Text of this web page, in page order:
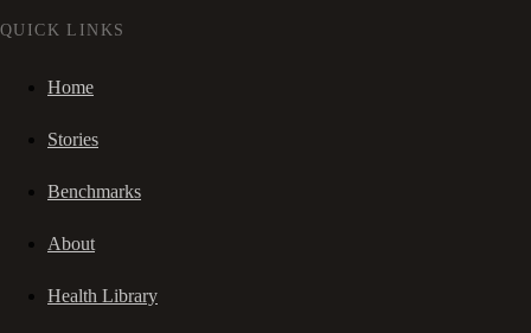
QUICK LINKS
Home
Stories
Benchmarks
About
Health Library